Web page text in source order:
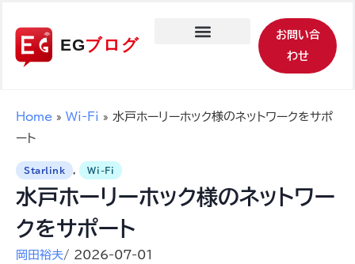
お問い合
わせ
Home » Wi-Fi » 水戸ホーリーホック様のネットワークをサポ
ート
Starlink , Wi-Fi
水戸ホーリーホック様のネットワー
クをサポート
岡田裕夫/ 2026-07-01